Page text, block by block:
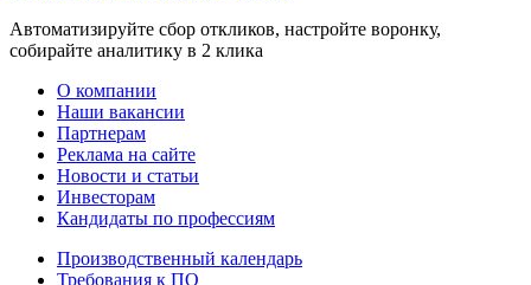
Автоматизируйте сбор откликов, настройте воронку,
собирайте аналитику в 2 клика
О компании
Наши вакансии
Партнерам
Реклама на сайте
Новости и статьи
Инвесторам
Кандидаты по профессиям
Производственный календарь
Требования к ПО